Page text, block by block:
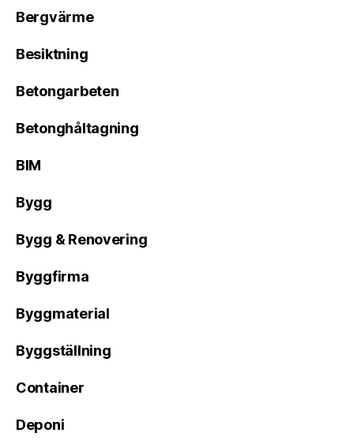
Bergvärme
Besiktning
Betongarbeten
Betonghåltagning
BIM
Bygg
Bygg & Renovering
Byggfirma
Byggmaterial
Byggställning
Container
Deponi